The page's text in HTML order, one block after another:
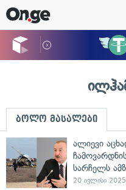
ბოლო მასალები
ალიევი
სარჩელს
20 ივლისი